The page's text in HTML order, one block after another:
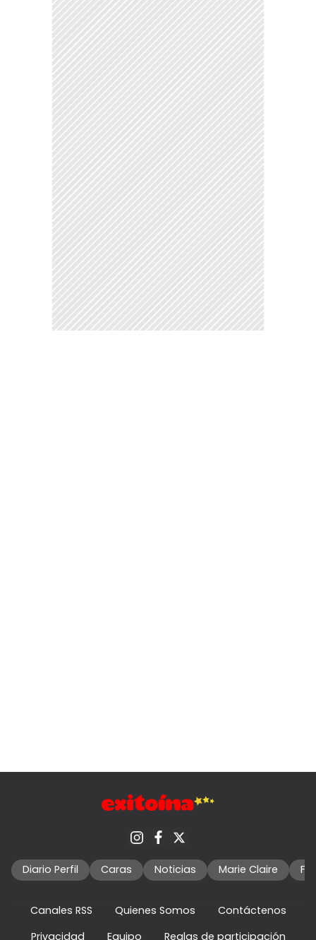
Diario Perfil Caras Noticias Marie Claire
Canales RSS Quienes Somos
Contáctenos
Privacidad
Equipo Reglas de participación